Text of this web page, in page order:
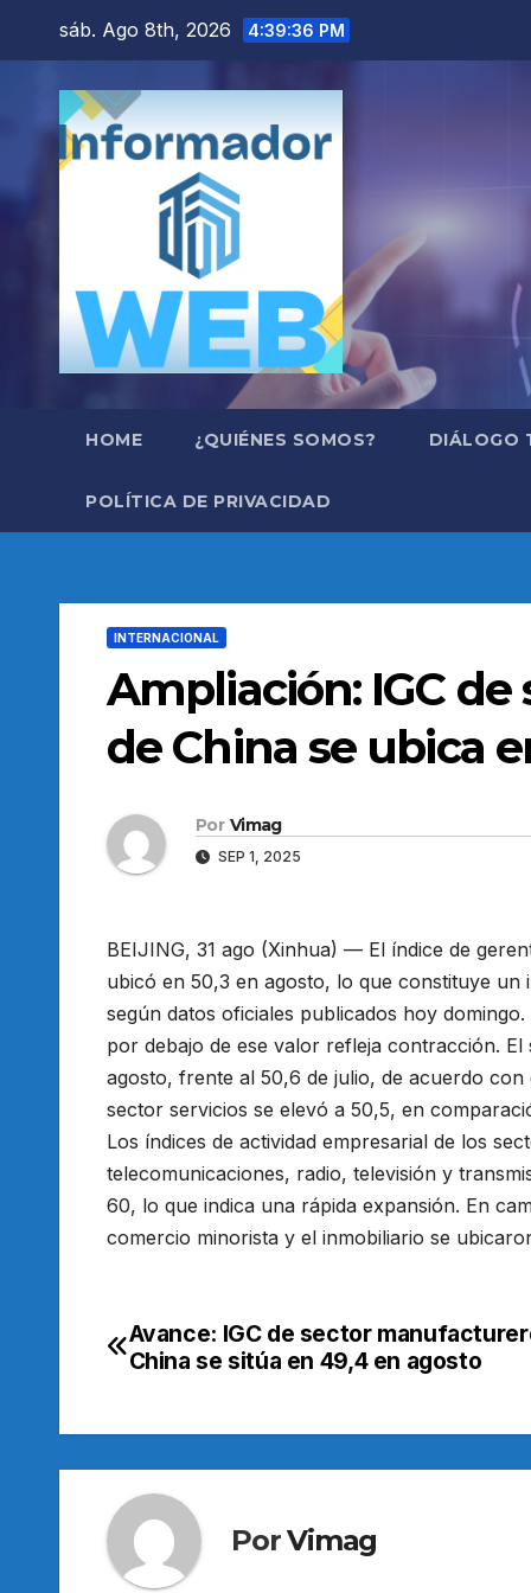
contenido
sáb. Ago 8th, 2026 4:39:37 PM
HOME ¿QUIÉNES SOMOS? DIÁLOGO
POLÍTICA DE PRIVACIDAD
INTERNACIONAL
Ampliación: IGC
de China se ubica
Por Vimag
SEP 1, 2025
BEIJING, 31 ago (Xinhua) — El índice de
ubicó en 50,3 en agosto, lo que constituye un
según datos oficiales publicados hoy
por debajo de ese valor refleja contracción.
agosto, frente al 50,6 de julio, de acuerdo
sector servicios se elevó a 50,5, en
Los índices de actividad empresarial de los
telecomunicaciones, radio, televisión y
60, lo que indica una rápida expansión. En
comercio minorista y el inmobiliario se
Navegación
entradas
Avance: IGC de sector
China se sitúa en 49,4 en agosto
PorVimag